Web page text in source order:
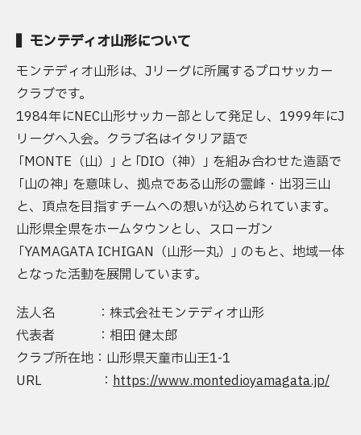
▍モンテディオ山形について
モンテディオ山形は、Jリーグに所属するプロサッカー
クラブです。
1984年にNEC山形サッカー部として発足し、1999年にJ
リーグへ入会。クラブ名はイタリア語で
「MONTE（山） 」 と「DIO（神）」 を組み合わせた造語で
「山の神」 を意味し、拠点である山形の霊峰・出羽三山
と、頂点を目指すチームへの想いが込められています。
山形県全県をホームタウンとし、スローガン
「YAMAGATA ICHIGAN（山形一丸） 」 のもと、地域一体
となった活動を展開しています。
法人名 ：株式会社モンテディオ山形
代表者 ：相田 健太郎
クラブ所在地：山形県天童市山王1-1
URL ： https://www.montedioyamagata.jp/